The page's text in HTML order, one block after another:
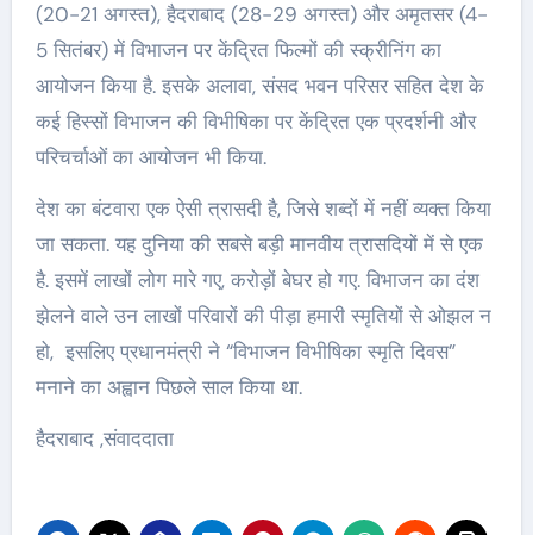
(20-21 अगस्त), हैदराबाद (28-29 अगस्त) और अमृतसर (4-
5 सितंबर) में विभाजन पर केंद्रित फिल्मों की स्क्रीनिंग का
आयोजन किया है. इसके अलावा, संसद भवन परिसर सहित देश के
कई हिस्सों विभाजन की विभीषिका पर केंद्रित एक प्रदर्शनी और
परिचर्चाओं का आयोजन भी किया.
देश का बंटवारा एक ऐसी त्रासदी है, जिसे शब्दों में नहीं व्यक्त किया
जा सकता. यह दुनिया की सबसे बड़ी मानवीय त्रासदियों में से एक
है. इसमें लाखों लोग मारे गए, करोड़ों बेघर हो गए. विभाजन का दंश
झेलने वाले उन लाखों परिवारों की पीड़ा हमारी स्मृतियों से ओझल न
हो, इसलिए प्रधानमंत्री ने “विभाजन विभीषिका स्मृति दिवस”
मनाने का अह्वान पिछले साल किया था.
हैदराबाद ,संवाददाता